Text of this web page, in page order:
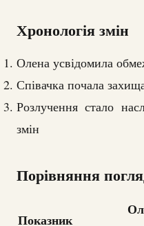
Хронологія змін
Олена усвідомила
Співачка почала
Розлучення стало
змін
Порівняння
Показник